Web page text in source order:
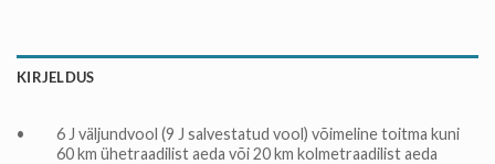
KIRJELDUS
•
6 J väljundvool (9 J salvestatud vool) võimeline toitma kuni
60 km ühetraadilist aeda või 20 km kolmetraadilist aeda